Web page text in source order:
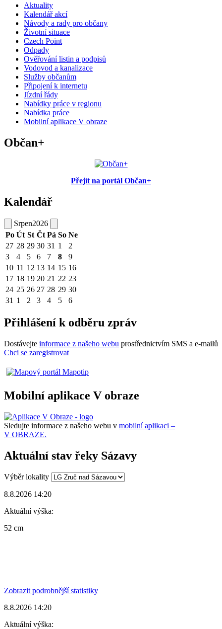
Aktuality
Kalendář akcí
Návody a rady pro občany
Životní situace
Czech Point
Odpady
Ověřování listin a podpisů
Vodovod a kanalizace
Služby občanům
Připojení k internetu
Jízdní řády
Nabídky práce v regionu
Nabídka práce
Mobilní aplikace V obraze
Občan+
Přejít na portál Občan+
Kalendář
Srpen2026
Po Út St Čt Pá So Ne
27 28 29 30 31 1
2
3
4 5 6 7 8
9
10 11 12 13 14 15 16
17 18 19 20 21 22 23
24 25 26 27 28 29 30
31 1 2 3 4 5 6
Přihlášení k odběru zpráv
Dostávejte informace z našeho webu prostřednictvím SMS a e-mailů
Chci se zaregistrovat
Mobilní aplikace V obraze
Sledujte informace z našeho webu v mobilní aplikaci –
V OBRAZE.
Aktuální stav řeky Sázavy
Výběr lokality
8.8.2026 14:20
Aktuální výška:
52 cm
Zobrazit podrobnější statistiky
8.8.2026 14:20
Aktuální výška: